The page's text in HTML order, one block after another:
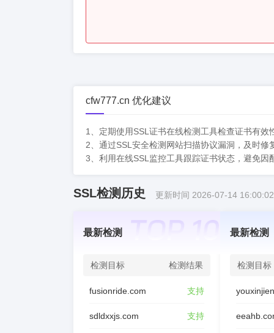
cfw777.cn 优化建议
1、定期使用SSL证书在线检测工具检查证书有效
2、通过SSL安全检测网站扫描协议漏洞，及时修
3、利用在线SSL监控工具跟踪证书状态，避免因
SSL检测历史 更新时间 2026-07-14 16:00:02
最新检测
检测目标 检测结果
fusionride.com 支持
sdldxxjs.com 支持
最新检测
检测目标